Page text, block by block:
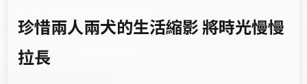
珍惜兩人兩犬的生活縮影將時光慢慢
拉長